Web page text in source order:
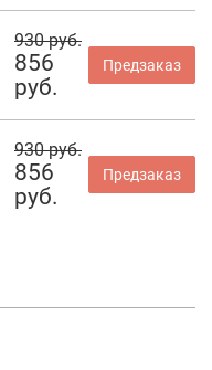
930 руб.
856
руб.
Предзаказ
930 руб.
856
руб.
Предзаказ